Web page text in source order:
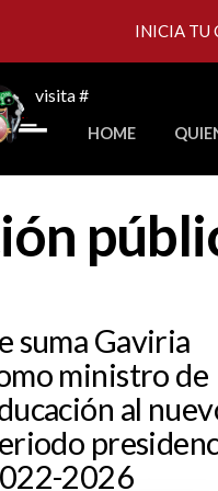
visita #
HOME
suma Gaviria
ministro de
al
2026
INICIA TU